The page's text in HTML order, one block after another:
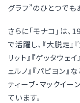
グラフ”のひとつでも
さらに「モナコ」は
で活躍し、『大脱走』
リット』『ゲッタウェ
ェルノ』『パピヨン
ティーブ・マックイ
ています。